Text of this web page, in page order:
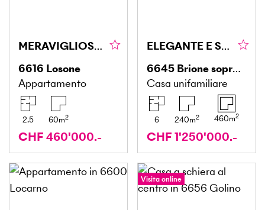
MERAVIGLIOSA ATMOSFERA ABITATIVA LUMINOSA
6616 Losone
Appartamento
2.5 60m2
CHF 460'000.-
ELEGANTE E SPAZIOSA CON GIARDINO E PISCINA
6645 Brione sopra Minusio
Casa unifamiliare
6 240m2 460m2
CHF 1'250'000.-
Visita online